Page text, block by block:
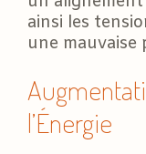
ainsi les
une mauvaise
l’Énergie